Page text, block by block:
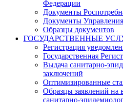
Федерации
Документы
Документы
Образцы документов
ГОСУДАРСТВЕННЫЕ
Регистрация
Государственная
Выдача санитарно-
заключений
Оптимизированные
Образцы заявлений на
санитарно-